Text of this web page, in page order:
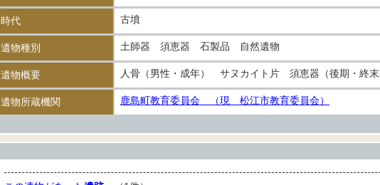
時代 古墳
遺物種別 土師器 須恵器 石製品 自然遺物
遺物概要 人骨（男性・成年） サヌカイト片 須恵器（後期・終
遺物所蔵機関 鹿島町教育委員会 （現 松江市教育委員会）